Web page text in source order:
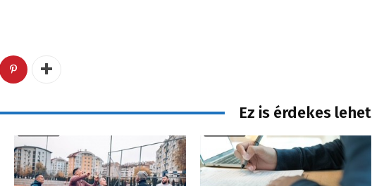
Ez is érdekes lehet